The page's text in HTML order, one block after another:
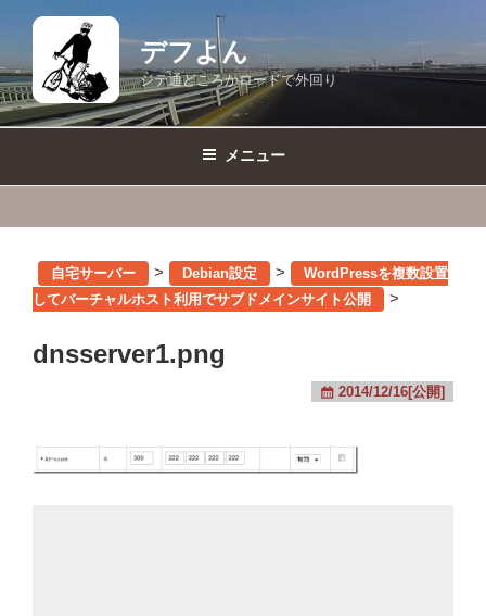
テ
ン
ツ
デフよん
ジテ通どころかロードで外回り
メニュー
自宅サーバー > Debian設定 >
WordPressを複数設置
してバーチャルホスト利用でサブドメインサイト公開
>
dnsserver1.png
2014/12/16[公開]